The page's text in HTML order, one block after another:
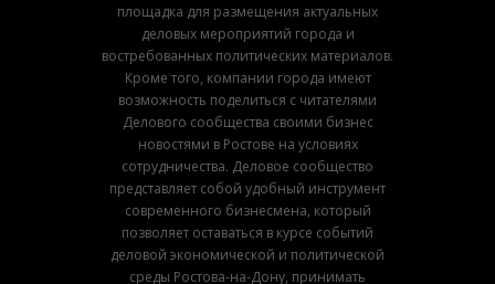
площадка для размещения актуальных
деловых мероприятий города и
востребованных политических материалов.
Кроме того, компании города имеют
возможность поделиться с читателями
Делового сообщества своими бизнес
новостями в Ростове на условиях
сотрудничества. Деловое сообщество
представляет собой удобный инструмент
современного бизнесмена, который
позволяет оставаться в курсе событий
деловой экономической и политической
среды Ростова-на-Дону, принимать